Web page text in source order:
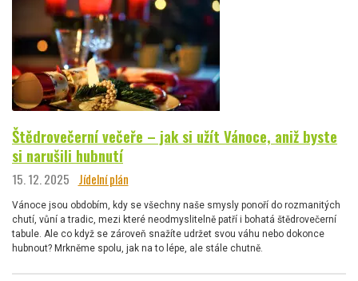
Štědrovečerní večeře – jak si užít Vánoce, aniž byste
si narušili hubnutí
15. 12. 2025 Jídelní plán
Vánoce jsou obdobím, kdy se všechny naše smysly ponoří do rozmanitých
chutí, vůní a tradic, mezi které neodmyslitelně patří i bohatá štědrovečerní
tabule. Ale co když se zároveň snažíte udržet svou váhu nebo dokonce
hubnout? Mrkněme spolu, jak na to lépe, ale stále chutně.